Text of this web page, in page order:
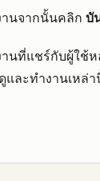
านจากนั้นคลิก บั
นที่แชร์กับผู้ใช้
และทำงานเหล่